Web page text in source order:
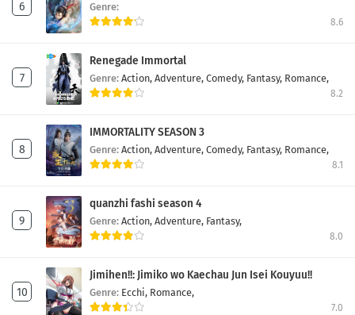
Genre:
8.6
Renegade Immortal
Genre: Action, Adventure, Comedy, Fantasy, Romance,
8.2
IMMORTALITY SEASON 3
Genre: Action, Adventure, Comedy, Fantasy, Romance,
8.1
quanzhi fashi season 4
Genre: Action, Adventure, Fantasy,
8.0
Jimihen!!: Jimiko wo Kaechau Jun Isei Kouyuu!!
Genre: Ecchi, Romance,
7.0